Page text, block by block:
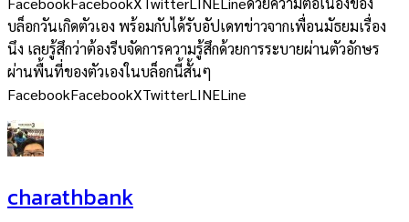
บล็อกวันเกิดตัวเอง พร้อมกับได้รับอัปเดทข่าวจากเพื่อนมัธยมเรื่อง
นึง เลยรู้สึกว่าต้องรีบจัดการความรู้สึกด้วยการระบายผ่านตัวอักษร
ผ่านพื้นที่ของตัวเองในบล็อกนี้สั้นๆ
FacebookFacebookXTwitterLINELine
charathbank